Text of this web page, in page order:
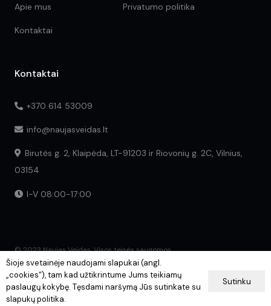
Apie mus
Kontaktai
Privatumo politika
Kontaktai
+370 614 53009
info@naujasveidas.lt
Birutės g. 2, Klaipėda, LT-91203 ir Riovonių g. 2C, Vilnius,
03154
I-V 08:00-17:00
© 2023 Naujas Veidas. Visos teisės saugomos.
Šioje svetainėje naudojami slapukai (angl.
„cookies“), tam kad užtikrintume Jums teikiamų
paslaugų kokybę. Tęsdami naršymą Jūs sutinkate su
slapukų politika.
Sutinku